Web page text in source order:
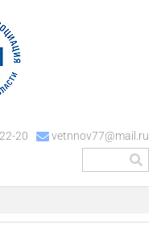
20 vetnnov77@mail.ru